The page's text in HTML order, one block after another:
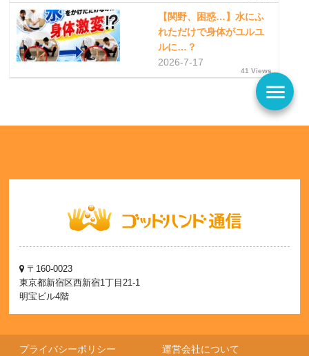
【関野、困惑…】水にふ
れただけで身体がユルユ
ルに…？
2026-7-17
41 Views
menu
〒160-0023
東京都新宿区西新宿1丁目21-1
明宝ビル4階
プライバシーポリシー 運営会社について